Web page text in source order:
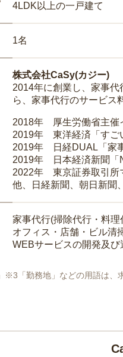
4LDK以上の一戸建て
1名
株式会社CaSy(カジー)
2014年に創業し、家事
ら、家事代行のサービス
2018年 厚生労働省主催
2019年 東洋経済「すご
2019年 日経DUAL「家
2019年 日本経済新聞「
2022年 東京証券取引所
他、日経新聞、朝日新聞
家事代行(掃除代行・料
オフィス・店舗・ビル清
WEBサービスの開発及び
「勤務地」などの用語は、